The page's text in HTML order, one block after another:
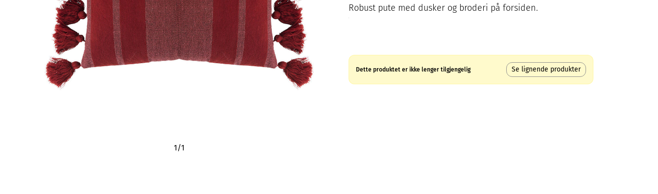
1/1
Robust pute med dusker og broderi på forsiden.
Dette produktet er ikke lenger tilgjengelig Se lignende produkter